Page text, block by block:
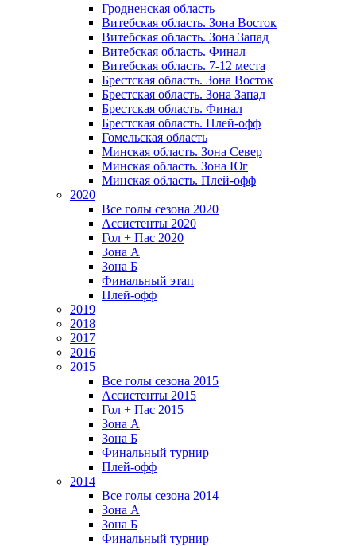
Гродненская область
Витебская область. Зона Восток
Витебская область. Зона Запад
Витебская область. Финал
Витебская область. 7-12 места
Брестская область. Зона Восток
Брестская область. Зона Запад
Брестская область. Финал
Брестская область. Плей-офф
Гомельская область
Минская область. Зона Север
Минская область. Зона Юг
Минская область. Плей-офф
2020
Все голы сезона 2020
Ассистенты 2020
Гол + Пас 2020
Зона А
Зона Б
Финальный этап
Плей-офф
2019
2018
2017
2016
2015
Все голы сезона 2015
Ассистенты 2015
Гол + Пас 2015
Зона А
Зона Б
Финальный турнир
Плей-офф
2014
Все голы сезона 2014
Зона А
Зона Б
Финальный турнир